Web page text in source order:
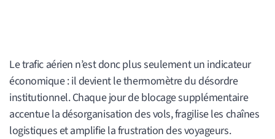
Le trafic aérien n’est donc plus seulement un indicateur
économique : il devient le thermomètre du désordre
institutionnel. Chaque jour de blocage supplémentaire
accentue la désorganisation des vols, fragilise les chaînes
logistiques et amplifie la frustration des voyageurs.